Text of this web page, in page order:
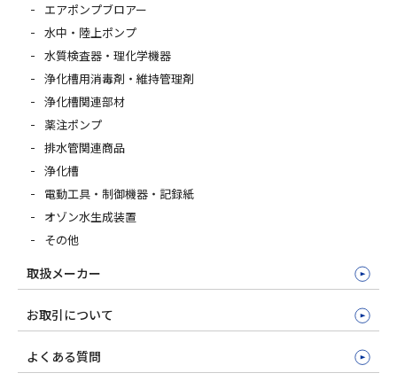
エアポンプブロアー
水中・陸上ポンプ
水質検査器・理化学機器
浄化槽用消毒剤・維持管理剤
浄化槽関連部材
薬注ポンプ
排水管関連商品
浄化槽
電動工具・制御機器・記録紙
オゾン水生成装置
その他
取扱メーカー
お取引について
よくある質問